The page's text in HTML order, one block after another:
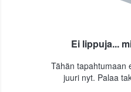
Ei lippuja...
Tähän tapahtumaan
juuri nyt. Palaa